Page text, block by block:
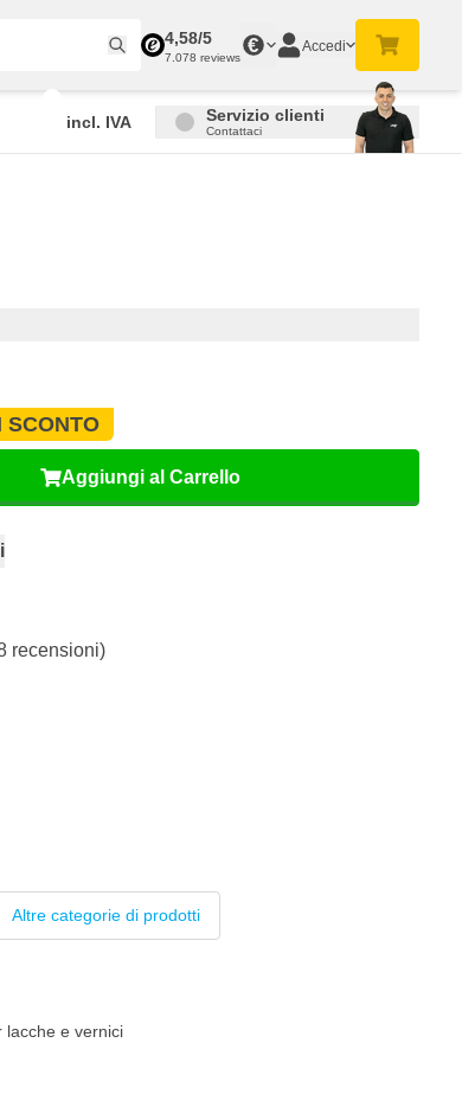
4,58/5
7.078 reviews
€ Accedi
incl. IVA Servizio clienti
Contattaci
SCONTO
Aggiungi al Carrello
recensioni)
Altre categorie di prodotti
lacche e vernici